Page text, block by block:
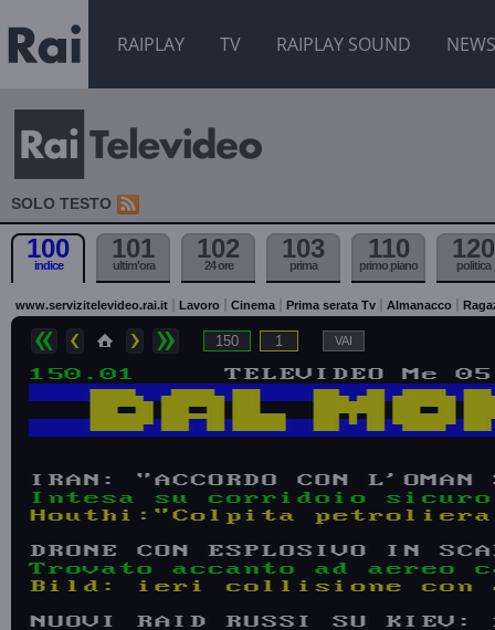
RAIPLAY TV RAIPLAY SOUND NEWS
SOLO TESTO
100
indice
101
ultim'ora
102
24 ore
103
prima
110
primo piano
120
politica
www.servizitelevideo.rai.it Lavoro Cinema Prima serata Tv Almanacco